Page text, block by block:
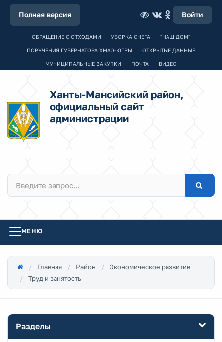
Полная версия Войти
ОБРАЩЕНИЕ С ОТХОДАМИ УБОРКА СНЕГА "НАШ ДОМ"
ПОРУЧЕНИЯ ГУБЕРНАТОРА ХМАО-ЮГРЫ ОТКРЫТЫЕ ДАННЫЕ
МУНИЦИПАЛЬНЫЕ ЗАКУПКИ ПОЧТА ВИДЕО
Ханты-Мансийский район,
официальный сайт
администрации
МЕНЮ
Главная Район
Экономическое развитие
Труд и занятость
Разделы